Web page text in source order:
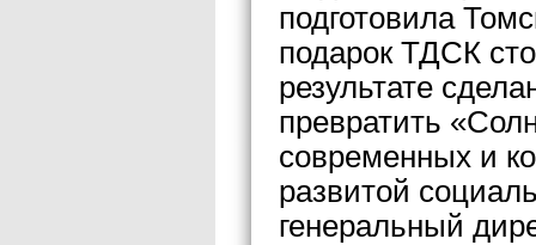
подготовила
подарок ТДСК
результате
превратить
современных и
развитой
генеральный